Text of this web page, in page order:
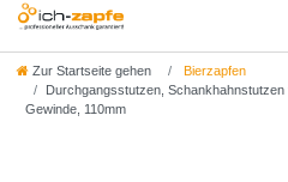
Zur Startseite gehen
Bierzapfen
Durchgangsstutzen,
Gewinde, 110mm